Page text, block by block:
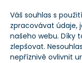
Váš souhlas s
zpracovávat údaje,
našeho webu. Díky
zlepšovat.
nepříznivě ovlivnit
musí klienti vyřídit
kalendářního roku.